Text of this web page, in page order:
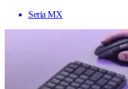
Seria MX